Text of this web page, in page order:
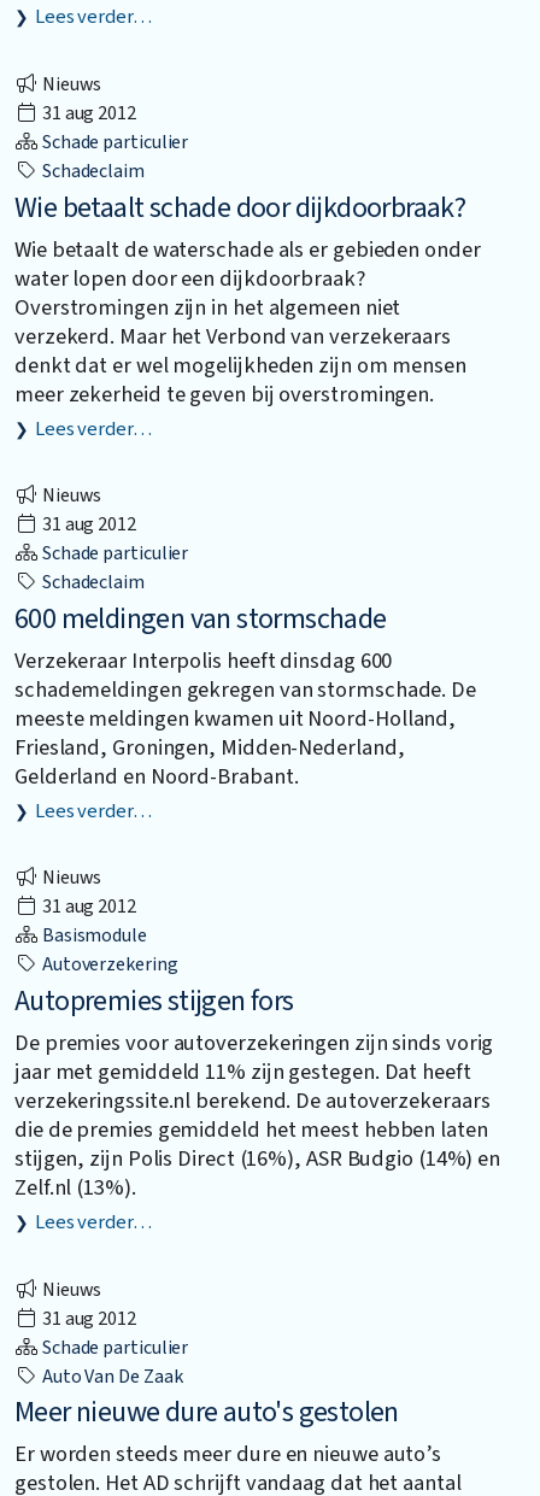
Lees verder…
Nieuws
31 aug 2012
Schade particulier
Schadeclaim
Wie betaalt schade door dijkdoorbraak?
Wie betaalt de waterschade als er gebieden onder
water lopen door een dijkdoorbraak?
Overstromingen zijn in het algemeen niet
verzekerd. Maar het Verbond van verzekeraars
denkt dat er wel mogelijkheden zijn om mensen
meer zekerheid te geven bij overstromingen.
Lees verder…
Nieuws
31 aug 2012
Schade particulier
Schadeclaim
600 meldingen van stormschade
Verzekeraar Interpolis heeft dinsdag 600
schademeldingen gekregen van stormschade. De
meeste meldingen kwamen uit Noord-Holland,
Friesland, Groningen, Midden-Nederland,
Gelderland en Noord-Brabant.
Lees verder…
Nieuws
31 aug 2012
Basismodule
Autoverzekering
Autopremies stijgen fors
De premies voor autoverzekeringen zijn sinds vorig
jaar met gemiddeld 11% zijn gestegen. Dat heeft
verzekeringssite.nl berekend. De autoverzekeraars
die de premies gemiddeld het meest hebben laten
stijgen, zijn Polis Direct (16%), ASR Budgio (14%) en
Zelf.nl (13%).
Lees verder…
Nieuws
31 aug 2012
Schade particulier
Auto Van De Zaak
Meer nieuwe dure auto's gestolen
Er worden steeds meer dure en nieuwe auto’s
gestolen. Het AD schrijft vandaag dat het aantal